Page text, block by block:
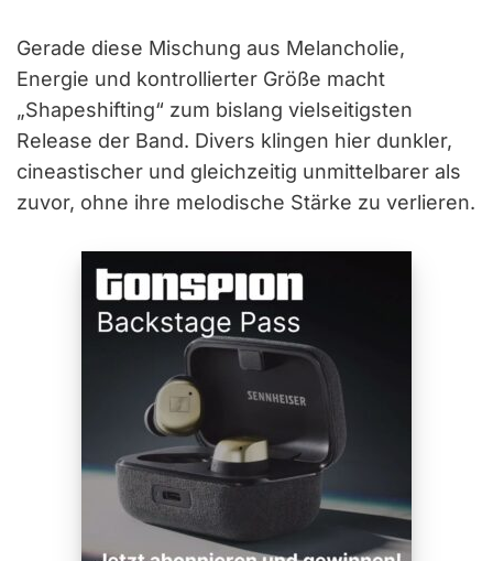
Gerade diese Mischung aus Melancholie,
Energie und kontrollierter Größe macht
„Shapeshifting“ zum bislang vielseitigsten
Release der Band. Divers klingen hier dunkler,
cineastischer und gleichzeitig unmittelbarer als
zuvor, ohne ihre melodische Stärke zu verlieren.